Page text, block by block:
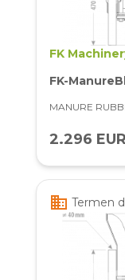
FK
FK-
MANURE
2.296 EUR
business Termen